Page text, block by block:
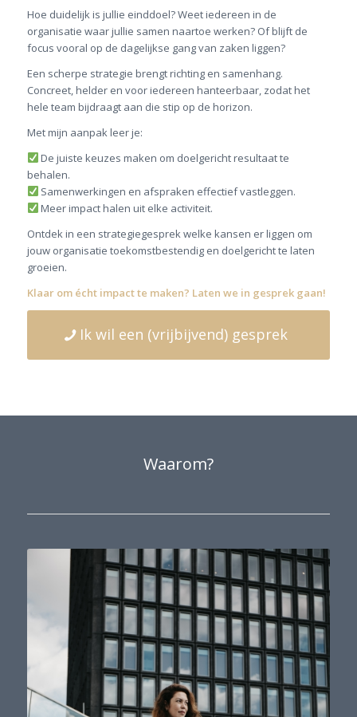
Hoe duidelijk is jullie einddoel? Weet iedereen in de
organisatie waar jullie samen naartoe werken? Of blijft de
focus vooral op de dagelijkse gang van zaken liggen?
Een scherpe strategie brengt richting en samenhang.
Concreet, helder en voor iedereen hanteerbaar, zodat het
hele team bijdraagt aan die stip op de horizon.
Met mijn aanpak leer je:
De juiste keuzes maken om doelgericht resultaat te
behalen.
Samenwerkingen en afspraken effectief vastleggen.
Meer impact halen uit elke activiteit.
Ontdek in een strategiegesprek welke kansen er liggen om
jouw organisatie toekomstbestendig en doelgericht te laten
groeien.
Klaar om écht impact te maken? Laten we in gesprek gaan!
Ik wil een (vrijbijvend) gesprek
Waarom?